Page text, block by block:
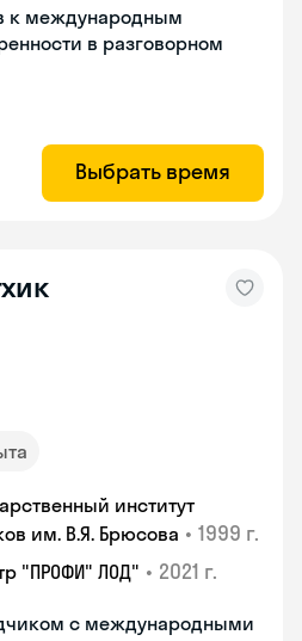
к международным
в разговорном
Выбрать время
институт
им. В.Я. Брюсова • 1999 г.
"ПРОФИ" ЛОД" • 2021 г.
с международными